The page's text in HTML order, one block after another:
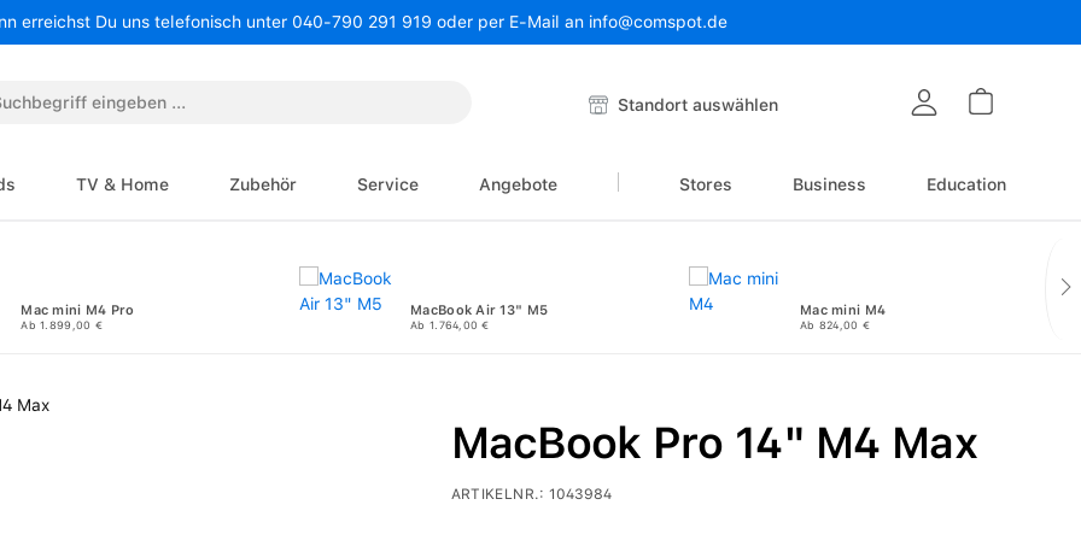
erreichst Du uns telefonisch unter 040-790 291 919 oder per E-Mail an info@comspot.de
Standort auswählen
TV & Home Zubehör Service Angebote Stores Business Education
Mac mini M4 Pro
Ab 1.899,00 €
MacBook Air 13" M5
Ab 1.764,00 €
Mac mini M4
Ab 824,00 €
MacBook Pro 14" M4 Max
ARTIKELNR.: 1043984